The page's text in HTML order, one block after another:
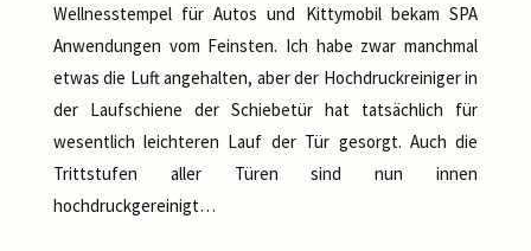
Wellnesstempel für Autos und Kittymobil bekam SPA
Anwendungen vom Feinsten. Ich habe zwar manchmal
etwas die Luft angehalten, aber der Hochdruckreiniger in
der Laufschiene der Schiebetür hat tatsächlich für
wesentlich leichteren Lauf der Tür gesorgt. Auch die
Trittstufen aller Türen sind nun innen
hochdruckgereinigt…